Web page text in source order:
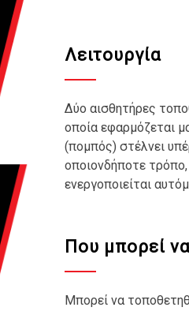
Λειτουργία
Δύο αισθητήρες
οποία εφαρμόζεται
(πομπός) στέλνει
οποιονδήποτε
ενεργοποιείται
Που μπορεί
Μπορεί να